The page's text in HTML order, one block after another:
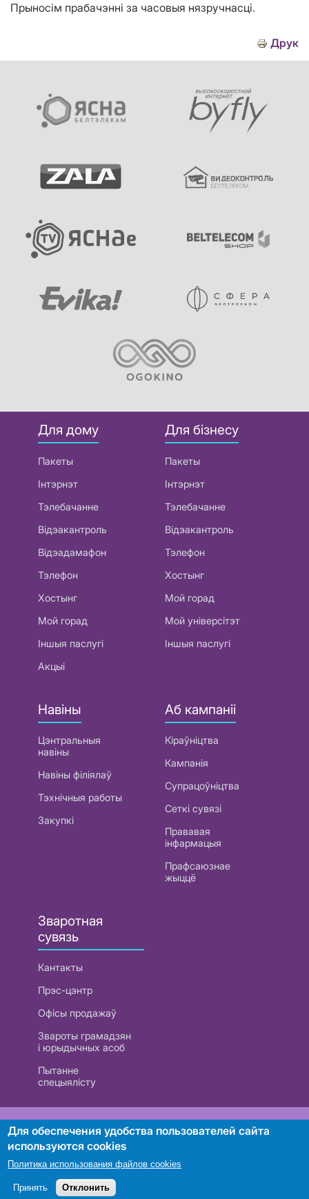
Прыносім прабачэнні за часовыя нязручнасці.
Друк
Для дому
Пакеты
Інтэрнэт
Тэлебачанне
Відэакантроль
Відэадамафон
Тэлефон
Хостынг
Мой горад
Іншыя паслугі
Акцыі
Для бізнесу
Пакеты
Інтэрнэт
Тэлебачанне
Відэакантроль
Тэлефон
Хостынг
Мой горад
Мой універсітэт
Іншыя паслугі
Навіны
Цэнтральныя
навіны
Навіны філіялаў
Тэхнічныя работы
Закупкі
Аб кампаніі
Кіраўніцтва
Кампанія
Супрацоўніцтва
Сеткі сувязі
Прававая
інфармацыя
Прафсаюзнае
жыццё
Зваротная
сувязь
Кантакты
Прэс-цэнтр
Офісы продажаў
Звароты грамадзян
і юрыдычных асоб
Пытанне
спецыялісту
РУП «Белтэлекам». УНП 101007741
Пошук
Для обеспечения удобства пользователей сайта
используются cookies
Политика использования файлов cookies
Принять Отклонить